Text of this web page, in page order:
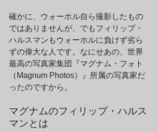
確かに、ウォーホル自ら撮影したもの
ではありませんが、でもフィリップ・
ハルスマンもウォーホルに負けず劣ら
ずの偉大な人です。なにせあの、世界
最高の写真家集団『マグナム・フォト
（Magnum Photos）』所属の写真家だ
ったのですから。
マグナムのフィリップ・ハルス
マンとは